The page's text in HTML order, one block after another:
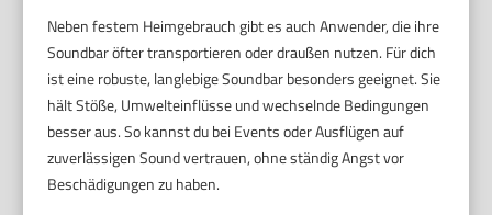
Neben festem Heimgebrauch gibt es auch Anwender, die ihre
Soundbar öfter transportieren oder draußen nutzen. Für dich
ist eine robuste, langlebige Soundbar besonders geeignet. Sie
hält Stöße, Umwelteinflüsse und wechselnde Bedingungen
besser aus. So kannst du bei Events oder Ausflügen auf
zuverlässigen Sound vertrauen, ohne ständig Angst vor
Beschädigungen zu haben.